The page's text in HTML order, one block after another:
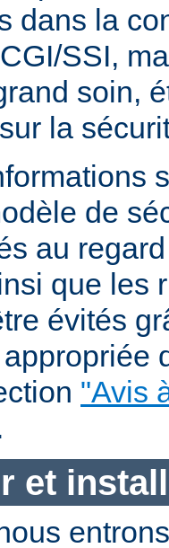
dans la
SSI,
soin,
la
de
au
que les
évités
"Avis
et